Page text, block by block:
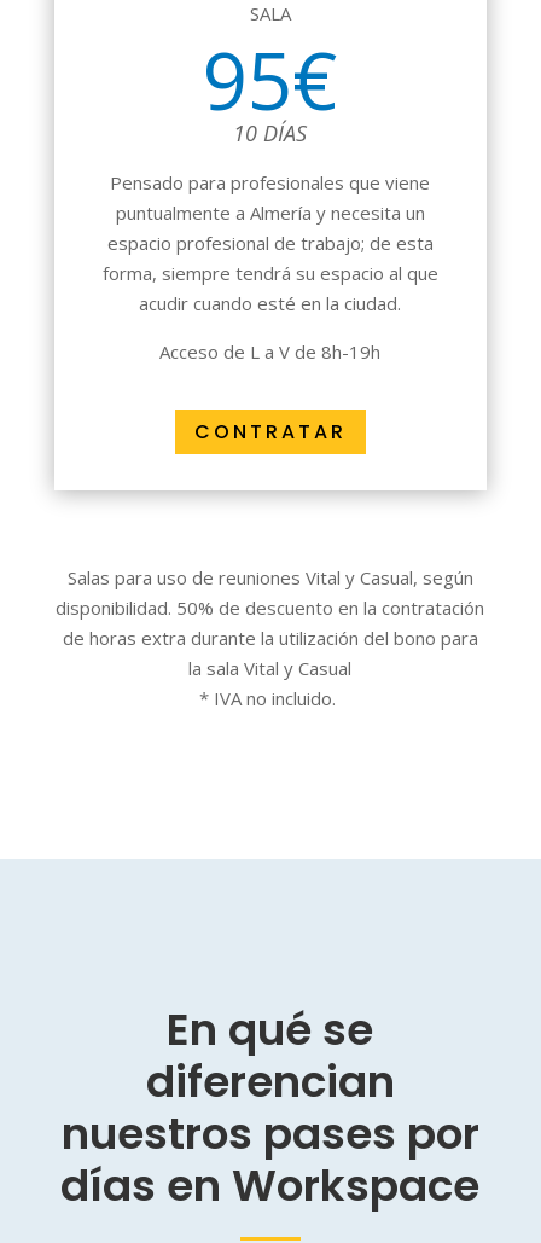
SALA
95€
10 DÍAS
Pensado para profesionales que viene
puntualmente a Almería y necesita un
espacio profesional de trabajo; de esta
forma, siempre tendrá su espacio al que
acudir cuando esté en la ciudad.
Acceso de L a V de 8h-19h
CONTRATAR
Salas para uso de reuniones Vital y Casual, según
disponibilidad. 50% de descuento en la contratación
de horas extra durante la utilización del bono para
la sala Vital y Casual
* IVA no incluido.
En qué se
diferencian
nuestros pases por
días en Workspace